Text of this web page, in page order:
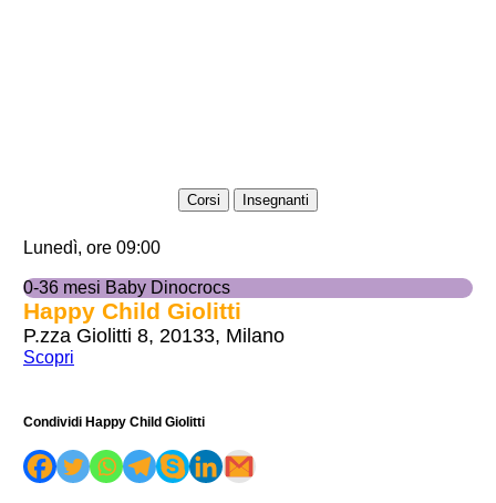
Corsi Insegnanti
Lunedì, ore 09:00
0-36 mesi Baby Dinocrocs
Happy Child Giolitti
P.zza Giolitti 8, 20133, Milano
Scopri
Condividi Happy Child Giolitti